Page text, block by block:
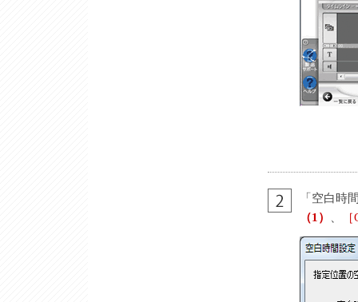
「空白時
（1）